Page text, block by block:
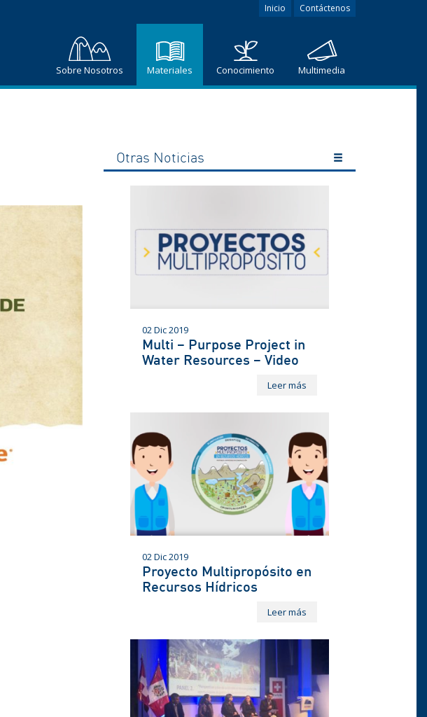
Inicio Contáctenos
Sobre Nosotros Materiales Conocimiento Multimedia
Otras Noticias
02 Dic 2019
Multi – Purpose Project in
Water Resources – Video
Leer más
02 Dic 2019
Proyecto Multipropósito en
Recursos Hídricos
Leer más